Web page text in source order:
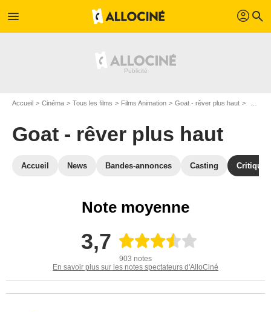
menu profil search
Accueil Cinéma Tous les films Films Animation Goat - rêver plus haut
Goat - rêver plus haut
Accueil News Bandes-annonces Casting
Note moyenne
3,7
903 notes
En savoir plus sur les notes spectateurs d'AlloCiné